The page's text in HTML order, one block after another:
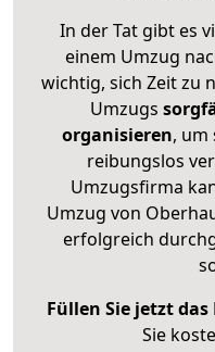
In der Tat gibt es
einem Umzug
wichtig, sich Zeit zu
Umzugs
organisieren, um
reibungslos
Umzugsfirma
Umzug von
erfolgreich
Füllen Sie jetzt
Sie